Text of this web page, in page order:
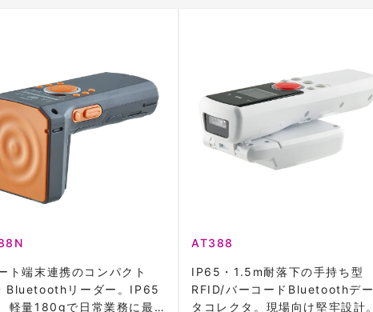
ト端末連携のコンパクト
Bluetoothリーダー。IP65
軽量180gで日常業務に最
AT388
IP65・1.5m耐落下の手持ち型
RFID/バーコードBluetoothデー
タコレクタ。現場向け堅牢設計。